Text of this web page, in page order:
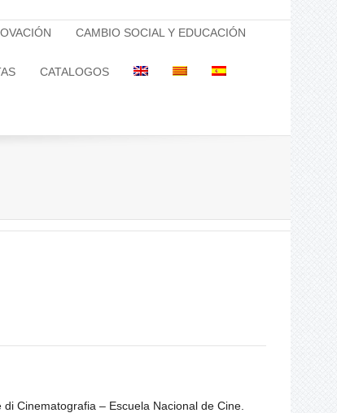
CAMBIO SOCIAL Y EDUCACIÓN
CATALOGOS
Cinematografia – Escuela Nacional de Cine.